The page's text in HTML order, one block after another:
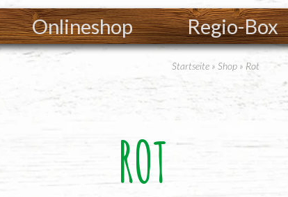
Onlineshop Regio-Box
Startseite »Shop » Rot
ROT